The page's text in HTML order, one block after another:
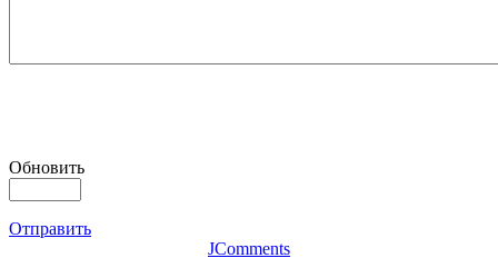
Обновить
Отправить
JComments